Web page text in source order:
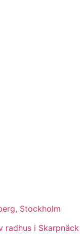
Stockholm
radhus i Skarpnäck